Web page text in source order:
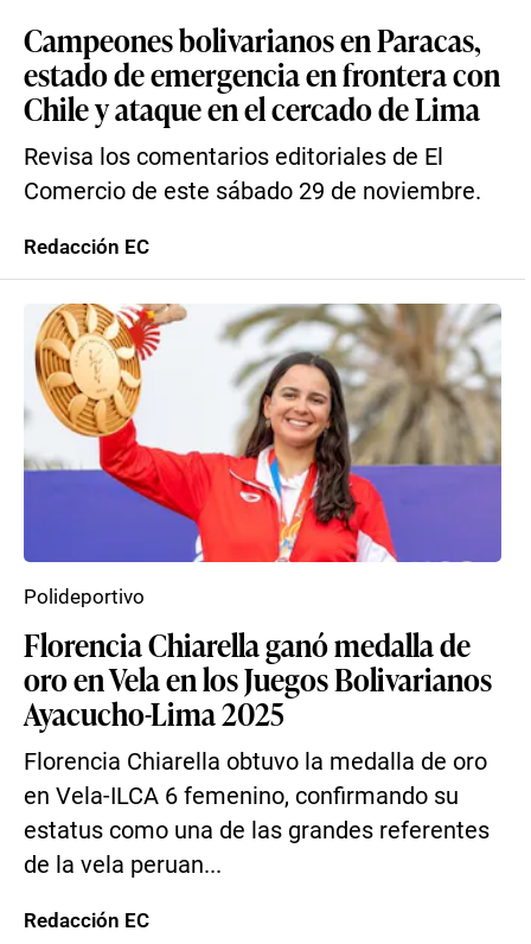
Campeones bolivarianos en Paracas,
estado de emergencia en frontera con
Chile y ataque en el cercado de Lima
Revisa los comentarios editoriales de El
Comercio de este sábado 29 de noviembre.
Redacción EC
Florencia Chiarella ganó medalla de
oro en Vela en los Juegos Bolivarianos
Ayacucho-Lima 2025
Florencia Chiarella obtuvo la medalla de oro
en Vela-ILCA 6 femenino, confirmando su
estatus como una de las grandes referentes
de la vela peruan...
Polideportivo
Redacción EC